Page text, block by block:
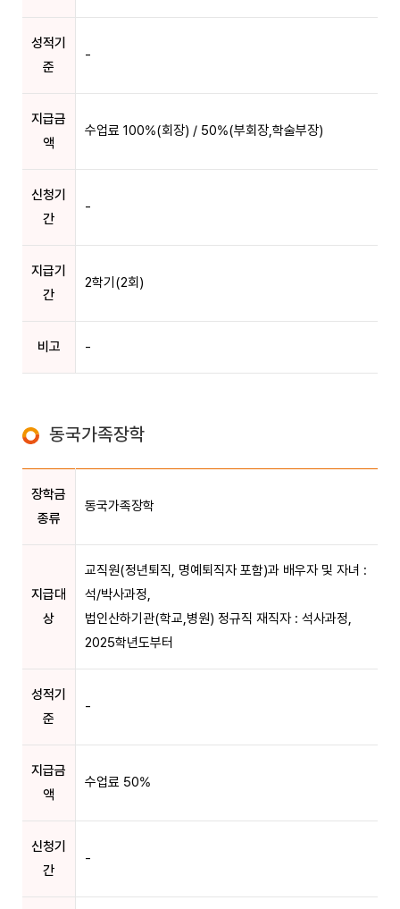
성적기
준
-
지급금
액
수업료 100%(회장) / 50%(부회장,학술부장)
신청기
간
-
지급기
간
2학기(2회)
비고 -
동국가족장학
장학금
종류
동국가족장학
지급대
상
교직원(정년퇴직, 명예퇴직자 포함)과 배우자 및 자녀 :
석/박사과정,
법인산하기관(학교,병원) 정규직 재직자 : 석사과정,
2025학년도부터
성적기
준
-
지급금
액
수업료 50%
신청기
간
-